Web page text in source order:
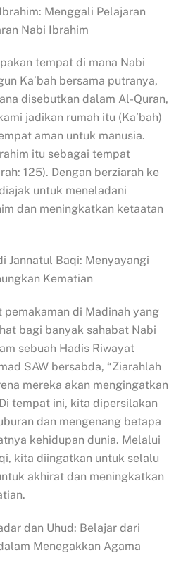
Menggali Pelajaran
Nabi Ibrahim
tempat di mana Nabi
Ka’bah bersama putranya,
disebutkan dalam Al-Quran,
jadikan rumah itu (Ka’bah)
aman untuk manusia.
itu sebagai tempat
125). Dengan berziarah ke
untuk meneladani
dan meningkatkan ketaatan
Jannatul Baqi: Menyayangi
Kematian
pemakaman di Madinah yang
bagi banyak sahabat Nabi
sebuah Hadis Riwayat
SAW bersabda, “Ziarahlah
mereka akan mengingatkan
tempat ini, kita dipersilakan
dan mengenang betapa
kehidupan dunia. Melalui
kita diingatkan untuk selalu
akhirat dan meningkatkan
dan Uhud: Belajar dari
Menegakkan Agama